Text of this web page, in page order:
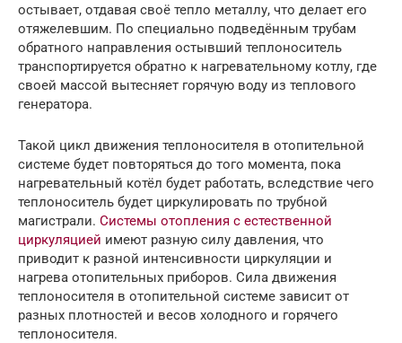
остывает, отдавая своё тепло металлу, что делает его
отяжелевшим. По специально подведённым трубам
обратного направления остывший теплоноситель
транспортируется обратно к нагревательному котлу, где
своей массой вытесняет горячую воду из теплового
генератора.
Такой цикл движения теплоносителя в отопительной
системе будет повторяться до того момента, пока
нагревательный котёл будет работать, вследствие чего
теплоноситель будет циркулировать по трубной
магистрали. Системы отопления с естественной
циркуляцией имеют разную силу давления, что
приводит к разной интенсивности циркуляции и
нагрева отопительных приборов. Сила движения
теплоносителя в отопительной системе зависит от
разных плотностей и весов холодного и горячего
теплоносителя.